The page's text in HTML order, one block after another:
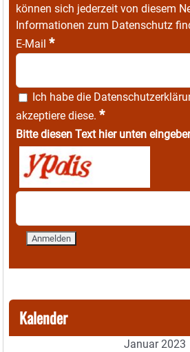
können sich jederzeit von diesem
Informationen zum Datenschutz
E-Mail *
Ich habe die
akzeptiere diese. *
Bitte diesen Text hier unten
Kalender
Januar 2023